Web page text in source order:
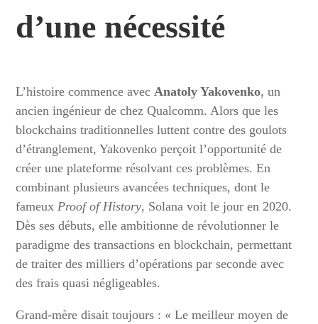
d’une nécessité
L’histoire commence avecAnatoly Yakovenko, un
ancien ingénieur de chez Qualcomm. Alors que les
blockchains traditionnelles luttent contre des goulots
d’étranglement, Yakovenko perçoit l’opportunité de
créer une plateforme résolvant ces problèmes. En
combinant plusieurs avancées techniques, dont le
fameuxProof of History, Solana voit le jour en 2020.
Dès ses débuts, elle ambitionne de révolutionner le
paradigme des transactions en blockchain, permettant
de traiter des milliers d’opérations par seconde avec
des frais quasi négligeables.
Grand-mère disait toujours : « Le meilleur moyen de